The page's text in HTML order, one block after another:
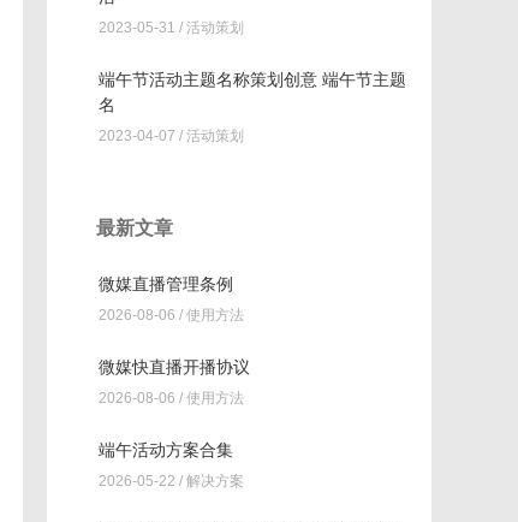
2023-05-31 / 活动策划
端午节活动主题名称策划创意 端午节主题
名
2023-04-07 / 活动策划
最新文章
微媒直播管理条例
2026-08-06 / 使用方法
微媒快直播开播协议
2026-08-06 / 使用方法
端午活动方案合集
2026-05-22 / 解决方案